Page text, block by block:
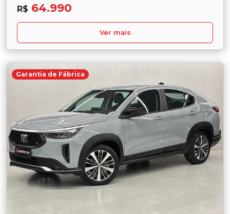
R$ 64.990
Ver mais
Garantia de Fábrica